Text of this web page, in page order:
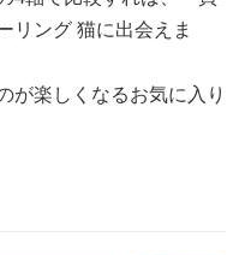
リング 猫に出会えま
が楽しくなるお気に入り